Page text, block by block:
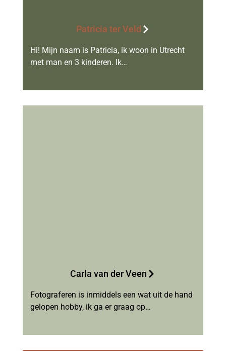
Patricia ter Veld
Hi! Mijn naam is Patricia, ik woon in Utrecht
met man en 3 kinderen. Ik…
Carla van der Veen
Fotograferen is inmiddels een wat uit de hand
gelopen hobby, ik ga er graag op…